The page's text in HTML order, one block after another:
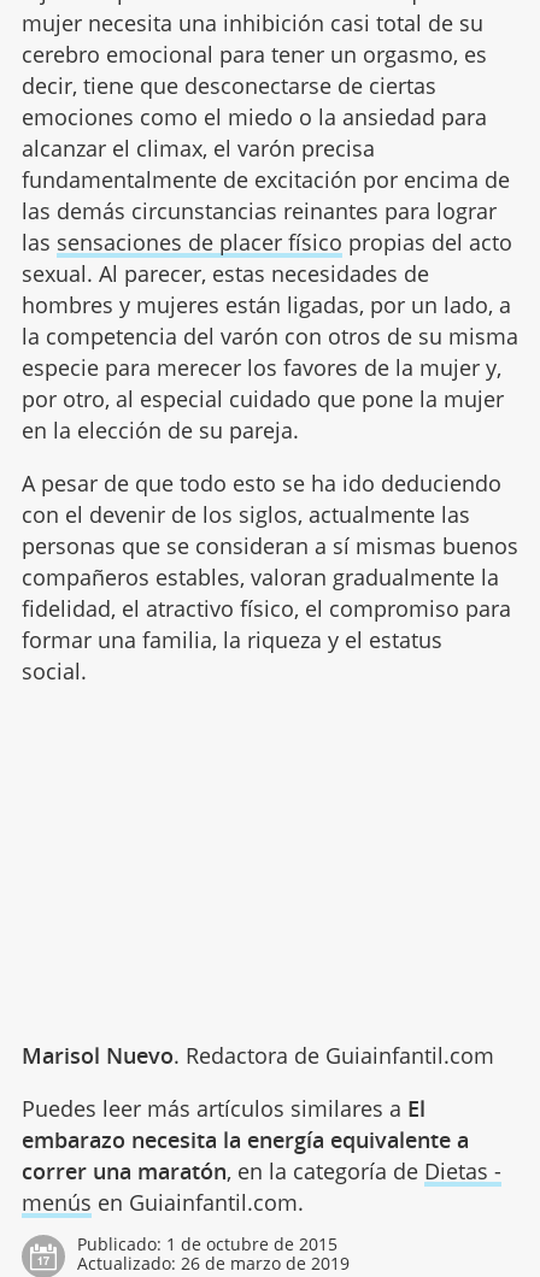
mujer necesita una inhibición casi total de su
cerebro emocional para tener un orgasmo, es
decir, tiene que desconectarse de ciertas
emociones como el miedo o la ansiedad para
alcanzar el climax, el varón precisa
fundamentalmente de excitación por encima de
las demás circunstancias reinantes para lograr
las sensaciones de placer físico propias del acto
sexual. Al parecer, estas necesidades de
hombres y mujeres están ligadas, por un lado, a
la competencia del varón con otros de su misma
especie para merecer los favores de la mujer y,
por otro, al especial cuidado que pone la mujer
en la elección de su pareja.
A pesar de que todo esto se ha ido deduciendo
con el devenir de los siglos, actualmente las
personas que se consideran a sí mismas buenos
compañeros estables, valoran gradualmente la
fidelidad, el atractivo físico, el compromiso para
formar una familia, la riqueza y el estatus
social.
Marisol Nuevo. Redactora de Guiainfantil.com
Puedes leer más artículos similares a El
embarazo necesita la energía equivalente a
correr una maratón, en la categoría de Dietas -
menús en Guiainfantil.com.
Publicado: 1 de octubre de 2015
Actualizado: 26 de marzo de 2019